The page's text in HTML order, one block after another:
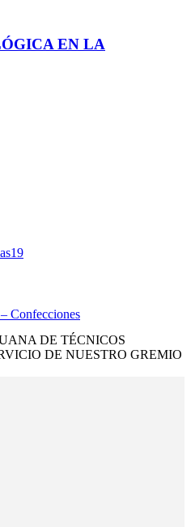
EN LA
19
Confecciones
DE TÉCNICOS
DE NUESTRO GREMIO